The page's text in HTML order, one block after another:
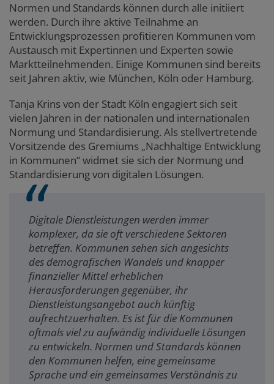
Normen und Standards können durch alle initiiert
werden. Durch ihre aktive Teilnahme an
Entwicklungsprozessen profitieren Kommunen vom
Austausch mit Expertinnen und Experten sowie
Marktteilnehmenden. Einige Kommunen sind bereits
seit Jahren aktiv, wie München, Köln oder Hamburg.
Tanja Krins von der Stadt Köln engagiert sich seit
vielen Jahren in der nationalen und internationalen
Normung und Standardisierung. Als stellvertretende
Vorsitzende des Gremiums „Nachhaltige Entwicklung
in Kommunen” widmet sie sich der Normung und
Standardisierung von digitalen Lösungen.
Digitale Dienstleistungen werden immer
komplexer, da sie oft verschiedene Sektoren
betreffen. Kommunen sehen sich angesichts
des demografischen Wandels und knapper
finanzieller Mittel erheblichen
Herausforderungen gegenüber, ihr
Dienstleistungsangebot auch künftig
aufrechtzuerhalten. Es ist für die Kommunen
oftmals viel zu aufwändig individuelle Lösungen
zu entwickeln. Normen und Standards können
den Kommunen helfen, eine gemeinsame
Sprache und ein gemeinsames Verständnis zu